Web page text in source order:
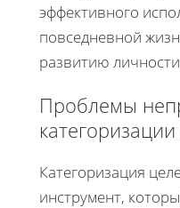
эффективного
повседневной
развитию
Проблемы
Категоризация
инструмент,